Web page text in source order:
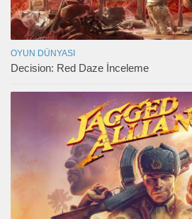
OYUN DÜNYASI
Decision: Red Daze İnceleme